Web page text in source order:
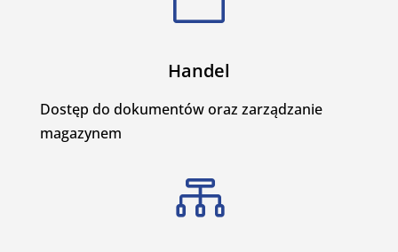
Handel
Dostęp do dokumentów oraz zarządzanie
magazynem
